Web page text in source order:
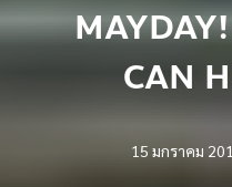
CAN
15 มกราคม